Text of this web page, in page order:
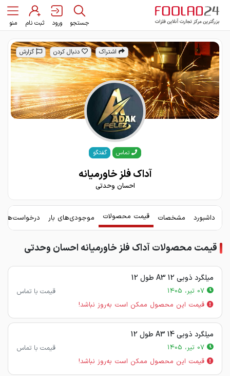
جستجو ورود ثبت نام منو
اشتراک دنبال کردن گزارش
تماس گفتگو
آداک فلز خاورمیانه
احسان وحدتی
داشبورد مشخصات قیمت محصولات موجودی‌های بار
قیمت محصولات آداک فلز خاورمیانه احسان وحدتی
میلگرد ذوبی 12 A3 طول 12
قیمت با تماس
قیمت این محصول ممکن است به‌روز نباشد!
میلگرد ذوبی 14 A3 طول 12
قیمت با تماس
قیمت این محصول ممکن است به‌روز نباشد!